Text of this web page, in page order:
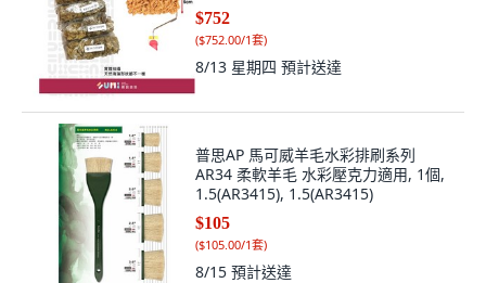
$752
($752.00/1套)
8/13 星期四 預計送達
普思AP 馬可威羊毛水彩排刷系列
AR34 柔軟羊毛 水彩壓克力適用, 1個,
1.5(AR3415), 1.5(AR3415)
$105
($105.00/1套)
8/15 預計送達